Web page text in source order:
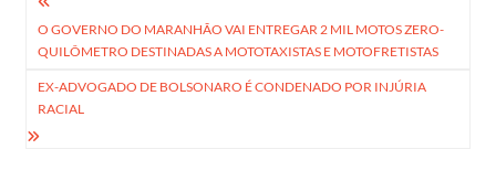
de
Post
O GOVERNO DO MARANHÃO VAI ENTREGAR 2 MIL MOTOS ZERO-
QUILÔMETRO DESTINADAS A MOTOTAXISTAS E MOTOFRETISTAS
EX-ADVOGADO DE BOLSONARO É CONDENADO POR INJÚRIA
RACIAL